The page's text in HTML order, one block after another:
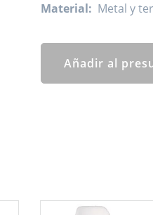
Material: Metal y
Añadir al